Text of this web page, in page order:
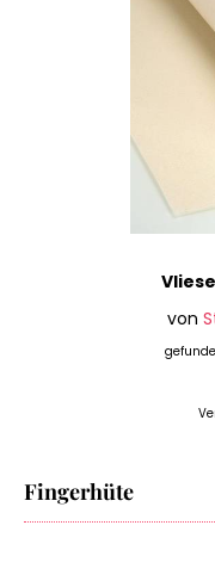
von
Fingerhüte